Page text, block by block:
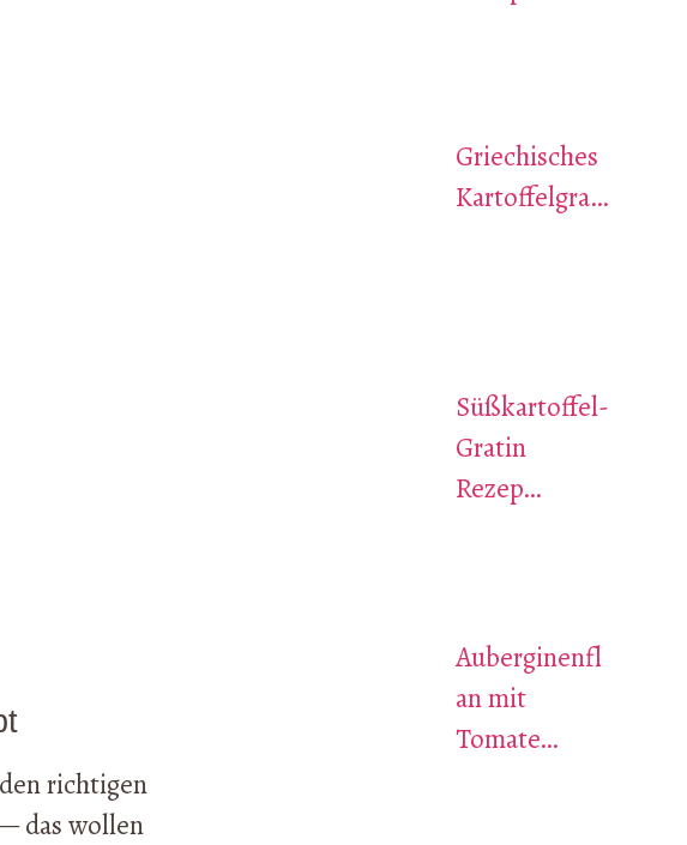
richtigen
das wollen
Griechisches
Kartoffelgra…
Süßkartoffel-
Gratin
Rezep…
Auberginenfl
an mit
Tomate…